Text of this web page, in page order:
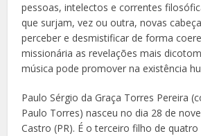
pessoas, intelectos e correntes
que surjam, vez ou outra, novas
perceber e desmistificar de forma
missionária as revelações mais
música pode promover na existência
Paulo Sérgio da Graça Torres Pereira
Paulo Torres) nasceu no dia 28 de
Castro (PR). É o terceiro filho de